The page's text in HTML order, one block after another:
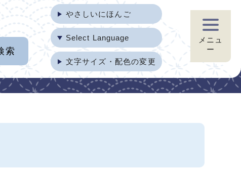
やさしいにほんご
Select Language
文字サイズ・配色の変更
メニュ
ー